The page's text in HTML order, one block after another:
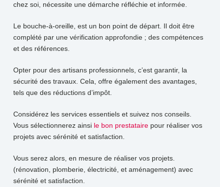
chez soi, nécessite une démarche réfléchie et informée.
Le bouche-à-oreille, est un bon point de départ. Il doit être
complété par une vérification approfondie ; des compétences
et des références.
Opter pour des artisans professionnels, c’est garantir, la
sécurité des travaux. Cela, offre également des avantages,
tels que des réductions d’impôt.
Considérez les services essentiels et suivez nos conseils.
Vous sélectionnerez ainsi le bon prestatairepour réaliser vos
projets avec sérénité et satisfaction.
Vous serez alors, en mesure de réaliser vos projets.
(rénovation, plomberie, électricité, et aménagement) avec
sérénité et satisfaction.